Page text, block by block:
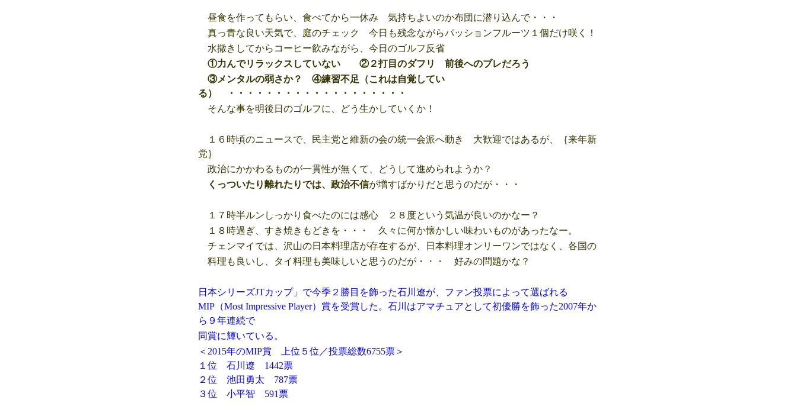
昼食を作ってもらい、食べてから一休み 気持ちよいのか布団に潜り込んで・・・
真っ青な良い天気で、庭のチェック 今日も残念ながらパッションフルーツ１個だけ咲く！
水撒きしてからコーヒー飲みながら、今日のゴルフ反省
①力んでリラックスしていない ②２打目のダフリ 前後へのブレだろう
③メンタルの弱さか？ ④練習不足（これは自覚してい
る） ・・・・・・・・・・・・・・・・・・・
そんな事を明後日のゴルフに、どう生かしていくか！
１６時頃のニュースで、民主党と維新の会の統一会派へ動き 大歓迎ではあるが、｛来年新
党｝
政治にかかわるものが一貫性が無くて、どうして進められようか？
くっついたり離れたりでは、政治不信が増すばかりだと思うのだが・・・
１７時半ルンしっかり食べたのには感心 ２８度という気温が良いのかなー？
１８時過ぎ、すき焼きもどきを・・・ 久々に何か懐かしい味わいものがあったなー。
チェンマイでは、沢山の日本料理店が存在するが、日本料理オンリーワンではなく、各国の
料理も良いし、タイ料理も美味しいと思うのだが・・・ 好みの問題かな？
日本シリーズJTカップ」で今季２勝目を飾った石川遼が、ファン投票によって選ばれる
MIP（Most Impressive Player）賞を受賞した。石川はアマチュアとして初優勝を飾った2007年か
ら９年連続で
同賞に輝いている。
＜2015年のMIP賞 上位５位／投票総数6755票＞
１位 石川遼 1442票
２位 池田勇太 787票
３位 小平智 591票